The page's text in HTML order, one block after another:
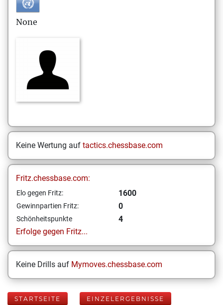
None
Keine Wertung auf tactics.chessbase.com
Fritz.chessbase.com:
Elo gegen Fritz: 1600
Gewinnpartien Fritz: 0
Schönheitspunkte
4
Erfolge gegen Fritz...
Keine Drills auf Mymoves.chessbase.com
STARTSEITE EINZELERGEBNISSE